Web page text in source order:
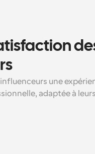
une
adaptée à